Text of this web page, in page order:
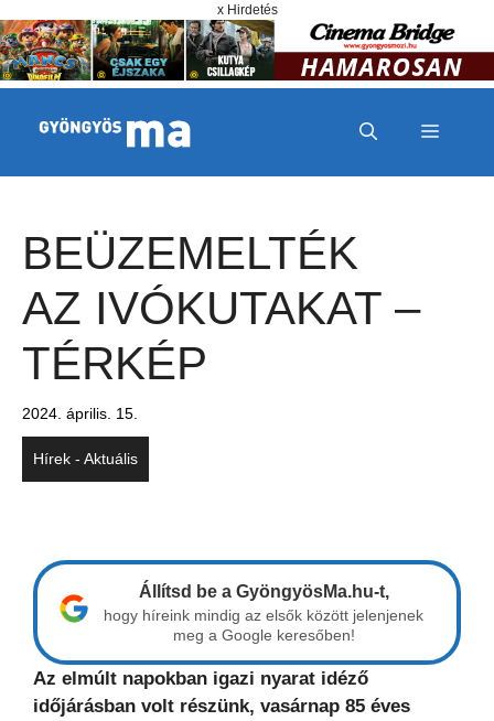
x Hirdetés
MENÜ
BEÜZEMELTÉK
AZ IVÓKUTAKAT –
TÉRKÉP
2024. április. 15.
Hírek - Aktuális
Állítsd be a GyöngyösMa.hu-t,
hogy híreink mindig az elsők között jelenjenek
meg a Google keresőben!
Az elmúlt napokban igazi nyarat idéző
időjárásban volt részünk, vasárnap 85 éves